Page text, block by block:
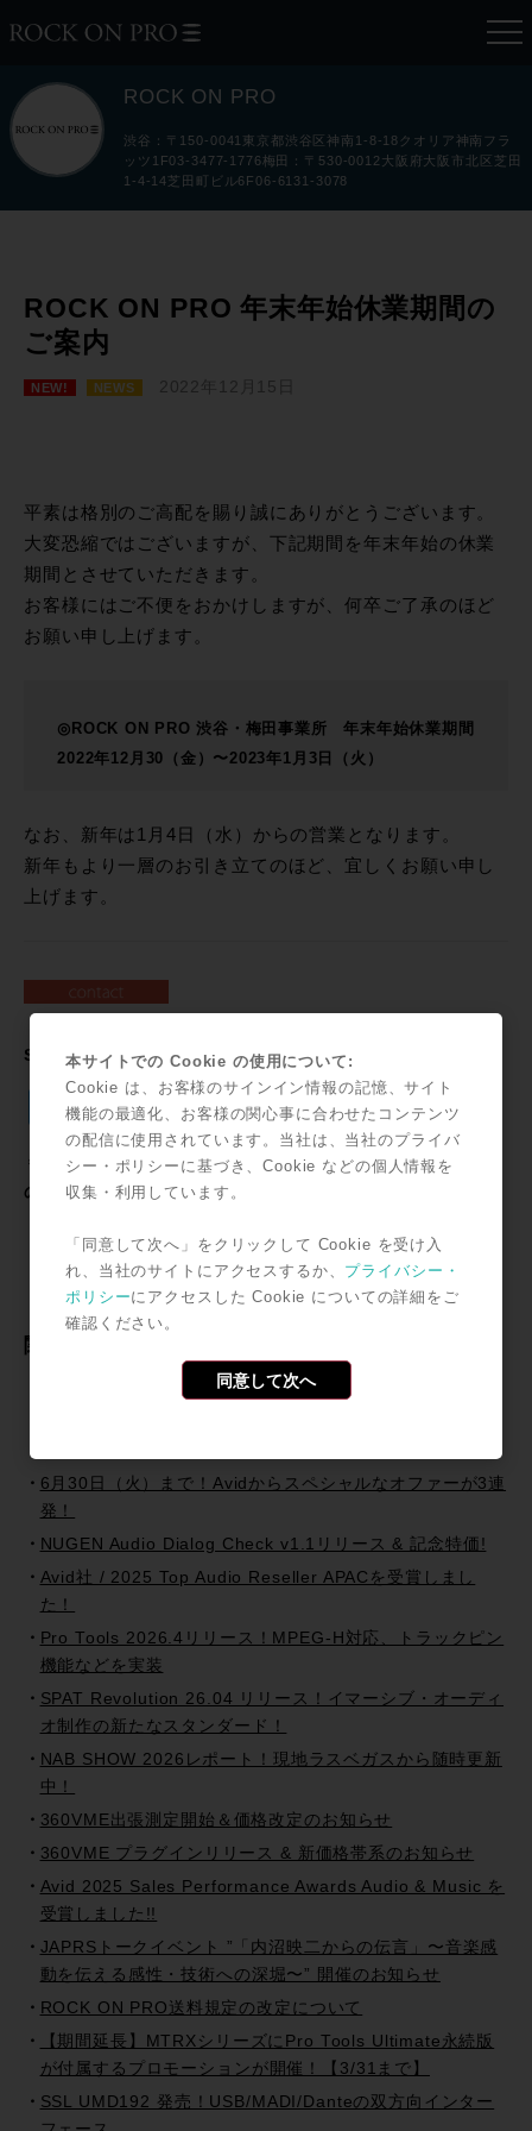
ROCK ON PRO
渋谷：〒150-0041東京都渋谷区神南1-8-18クオリア神南フラ
ッツ1F03-3477-1776梅田：〒530-0012大阪府大阪市北区芝田
1-4-14芝田町ビル6F06-6131-3078
ROCK ON PRO 年末年始休業期間の
ご案内
NEW! NEWS 2022年12月15日
平素は格別のご高配を賜り誠にありがとうございます。
大変恐縮ではございますが、下記期間を年末年始の休業
期間とさせていただきます。
お客様にはご不便をおかけしますが、何卒ご了承のほど
お願い申し上げます。
◎ROCK ON PRO 渋谷・梅田事業所 年末年始休業期間
2022年12月30（金）〜2023年1月3日（火）
なお、新年は1月4日（水）からの営業となります。
新年もより一層のお引き立てのほど、宜しくお願い申し
上げます。
SNSで共有
Twitter
Facebook
LineEmail
共
有
＊記事中に掲載されている情報は2022年12月15日時点のも
のです。
関連記事
SSL社より新型ラージフォーマットコンソールOdysseyが
6月30日（火）まで！Avidからスペシャルなオファーが3連
発！
NUGEN Audio Dialog Check v1.1リリース & 記念特価!
Avid社 / 2025 Top Audio Reseller APACを受賞しまし
た！
Pro Tools 2026.4リリース！MPEG-H対応、トラックピン
機能などを実装
SPAT Revolution 26.04 リリース！イマーシブ・オーディ
オ制作の新たなスタンダード！
NAB SHOW 2026レポート！現地ラスベガスから随時更新
中！
360VME出張測定開始＆価格改定のお知らせ
360VME プラグインリリース & 新価格帯系のお知らせ
Avid 2025 Sales Performance Awards Audio & Music を
受賞しました!!
JAPRSトークイベント ”「内沼映二からの伝言」〜音楽感
動を伝える感性・技術への深堀〜” 開催のお知らせ
ROCK ON PRO送料規定の改定について
【期間延長】MTRXシリーズにPro Tools Ultimate永続版
が付属するプロモーションが開催！【3/31まで】
SSL UMD192 発売！USB/MADI/Danteの双方向インター
本サイトでの Cookie の使用について:
Cookie は、お客様のサインイン情報の記憶、サイト
機能の最適化、お客様の関心事に合わせたコンテンツ
の配信に使用されています。当社は、当社のプライバ
シー・ポリシーに基づき、Cookie などの個人情報を
収集・利用しています。
「同意して次へ」をクリックして Cookie を受け入
れ、当社のサイトにアクセスするか、 プライバシー・
ポリシーにアクセスした Cookie についての詳細をご
確認ください。
同意して次へ